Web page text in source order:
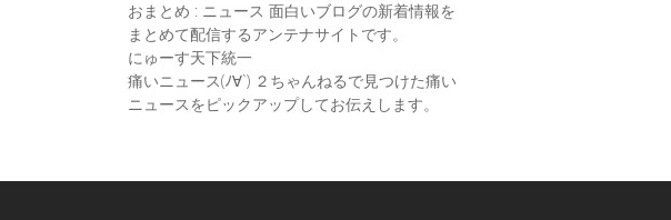
おまとめ : ニュース 面白いブログの新着情報を
まとめて配信するアンテナサイトです。
にゅーす天下統一
痛いニュース(ﾉ∀`) ２ちゃんねるで見つけた痛い
ニュースをピックアップしてお伝えします。